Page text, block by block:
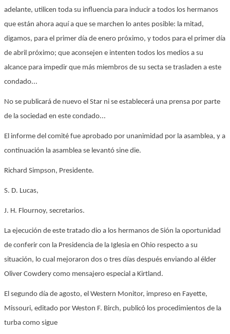
adelante, utilicen toda su influencia para inducir a todos los hermanos
que están ahora aquí a que se marchen lo antes posible: la mitad,
digamos, para el primer día de enero próximo, y todos para el primer día
de abril próximo; que aconsejen e intenten todos los medios a su
alcance para impedir que más miembros de su secta se trasladen a este
condado...
No se publicará de nuevo el Star ni se establecerá una prensa por parte
de la sociedad en este condado...
El informe del comité fue aprobado por unanimidad por la asamblea, y a
continuación la asamblea se levantó sine die.
Richard Simpson, Presidente.
S. D. Lucas,
J. H. Flournoy, secretarios.
La ejecución de este tratado dio a los hermanos de Sión la oportunidad
de conferir con la Presidencia de la Iglesia en Ohio respecto a su
situación, lo cual mejoraron dos o tres días después enviando al élder
Oliver Cowdery como mensajero especial a Kirtland.
El segundo día de agosto, el Western Monitor, impreso en Fayette,
Missouri, editado por Weston F. Birch, publicó los procedimientos de la
turba como sigue